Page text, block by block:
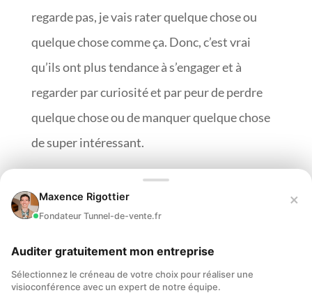
regarde pas, je vais rater quelque chose ou
quelque chose comme ça. Donc, c’est vrai
qu’ils ont plus tendance à s’engager et à
regarder par curiosité et par peur de perdre
quelque chose ou de manquer quelque chose
de super intéressant.
Maxence : Voilà, il y a ce côté addictif en
quelque sorte.
VOTRE COMMUNAUTÉ SNAPCHAT AU
FIL DES STORIES
Maxence Rigottier
Fondateur Tunnel-de-vente.fr
×
Auditer gratuitement mon entreprise
Sélectionnez le créneau de votre choix pour réaliser une
visioconférence avec un expert de notre équipe.